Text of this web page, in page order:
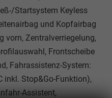
Startsystem Keyless
und Kopfairbag
vorn, Zentralverriegelung,
Frontscheibe
Fahrassistenz-System:
inkl. Stop&Go-Funktion),
Assistent,